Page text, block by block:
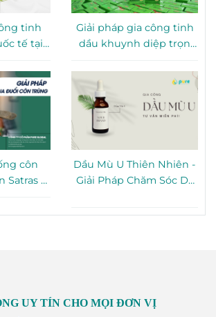
tinh
tế tại
Giải pháp gia công tinh
dầu khuynh diệp trọn
côn
Satras -
quả
Dầu Mù U Thiên Nhiên -
Giải Pháp Chăm Sóc Da
Nhiên
UY TÍN CHO MỌI ĐƠN VỊ